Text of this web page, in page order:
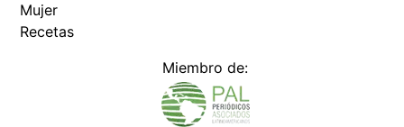
Mujer
Recetas
Miembro de: